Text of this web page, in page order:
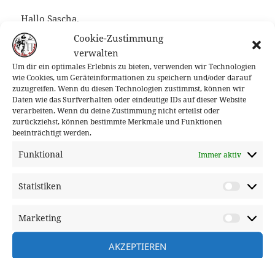
Cookie-Zustimmung
verwalten
Um dir ein optimales Erlebnis zu bieten, verwenden wir Technologien
wie Cookies, um Geräteinformationen zu speichern und/oder darauf
zuzugreifen. Wenn du diesen Technologien zustimmst, können wir
Daten wie das Surfverhalten oder eindeutige IDs auf dieser Website
verarbeiten. Wenn du deine Zustimmung nicht erteilst oder
zurückziehst, können bestimmte Merkmale und Funktionen
beeinträchtigt werden.
Funktional Immer aktiv
Statistiken
Marketing
AKZEPTIEREN
Hallo Sascha,
ich würde das Tool gerne für den Rübezahl testen.
Passt da der Track vom letzten Jahr ?
ANTWORTEN
Sascha sagt:
Juni 8, 2026 um 6:56 p.m. Uhr
letzten 100km ändern sich etwas, ich verschicke